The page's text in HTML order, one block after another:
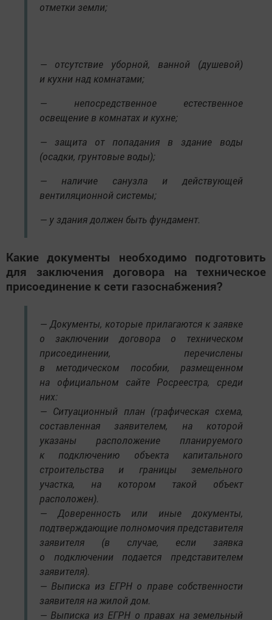
отметки земли;
— отсутствие уборной, ванной (душевой)
и кухни над комнатами;
— непосредственное естественное
освещение в комнатах и кухне;
— защита от попадания в здание воды
(осадки, грунтовые воды);
— наличие санузла и действующей
вентиляционной системы;
— у здания должен быть фундамент.
Какие документы необходимо подготовить
для заключения договора на техническое
присоединение к сети газоснабжения?
— Документы, которые прилагаются к заявке
о заключении договора о техническом
присоединении, перечислены
в методическом пособии, размещенном
на официальном сайте Росреестра, среди
них:
— Ситуационный план (графическая схема,
составленная заявителем, на которой
указаны расположение планируемого
к подключению объекта капитального
строительства и границы земельного
участка, на котором такой объект
расположен).
— Доверенность или иные документы,
подтверждающие полномочия представителя
заявителя (в случае, если заявка
о подключении подается представителем
заявителя).
— Выписка из ЕГРН о праве собственности
заявителя на жилой дом.
— Выписка из ЕГРН о правах на земельный